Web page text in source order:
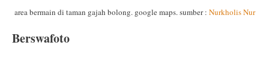
area bermain di taman gajah bolong. google maps. sumber : Nurkholis Nur
Berswafoto